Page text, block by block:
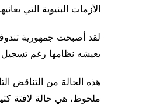
الأزمات البنيوية التي
لقد أصبحت جمهورية
يعيشه نظامها رغم
هذه الحالة من التناقض
ملحوظ، هي حالة لافتة